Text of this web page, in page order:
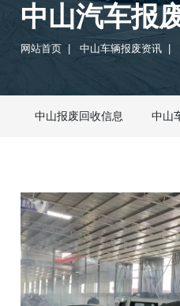
中山汽车报
网站首页 |中山车辆报废资讯 |
中山报废回收信息 中山